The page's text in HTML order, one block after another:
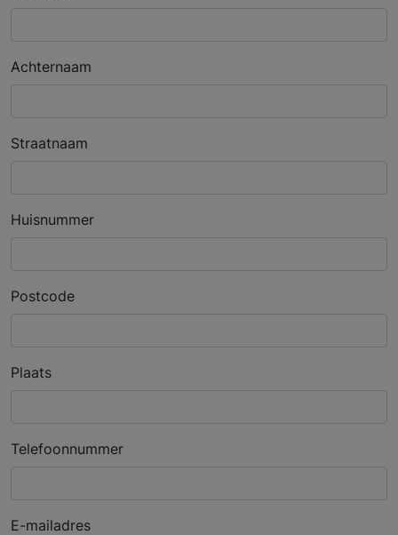
Achternaam
Straatnaam
Huisnummer
Postcode
Plaats
Telefoonnummer
E-mailadres